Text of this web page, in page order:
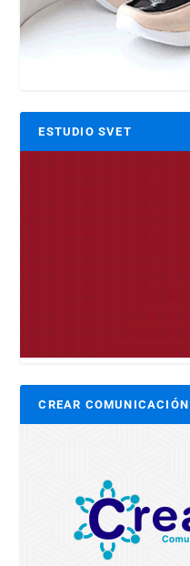
ESTUDIO SVET
CREAR COMUNICACIÓN